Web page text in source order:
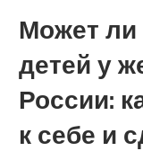
Может ли
детей у
России:
к себе и